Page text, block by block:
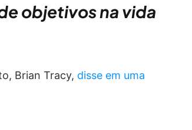
objetivos na vida
Brian Tracy, disse em uma